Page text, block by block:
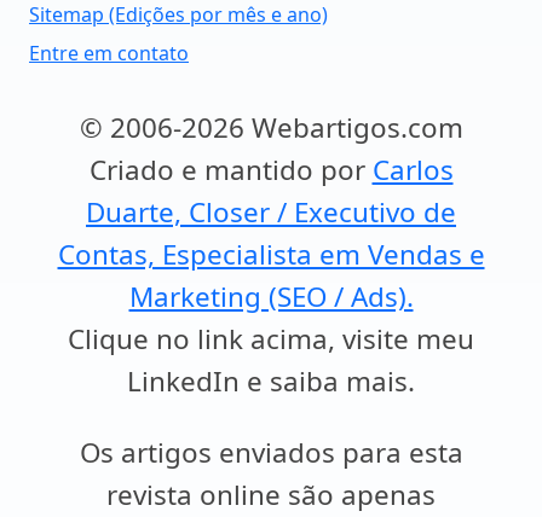
Sitemap (Edições por mês e ano)
Entre em contato
© 2006-2026 Webartigos.com
Criado e mantido por Carlos
Duarte, Closer / Executivo de
Contas, Especialista em Vendas e
Marketing (SEO / Ads).
Clique no link acima, visite meu
LinkedIn e saiba mais.
Os artigos enviados para esta
revista online são apenas